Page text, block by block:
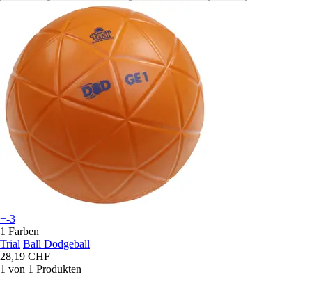
+-3
1 Farben
Trial Ball Dodgeball
28,19 CHF
1 von 1 Produkten